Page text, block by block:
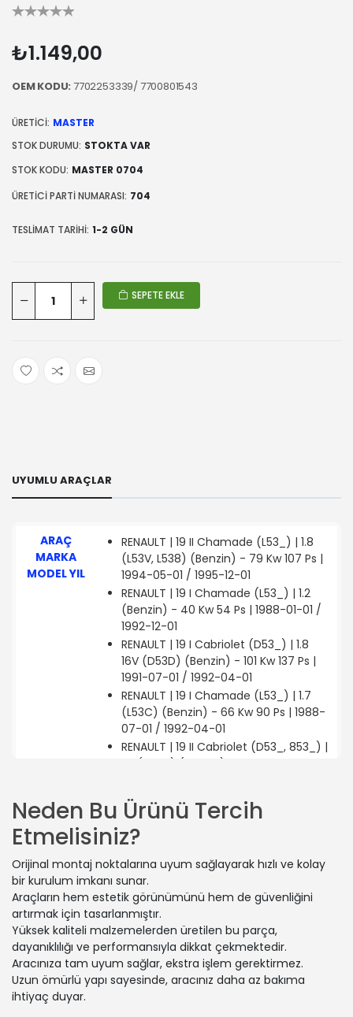
₺1.149,00
OEM KODU:7702253339/ 7700801543
ÜRETICI: MASTER
STOK DURUMU: STOKTA VAR
STOK KODU: MASTER 0704
ÜRETICI PARTI NUMARASI: 704
TESLIMAT TARIHI: 1-2 GÜN
SEPETE EKLE
UYUMLU ARAÇLAR
ARAÇ
MARKA
MODEL YIL
RENAULT | 19 II Chamade (L53_) | 1.8
(L53V, L538) (Benzin) - 79 Kw 107 Ps |
1994-05-01 / 1995-12-01
RENAULT | 19 I Chamade (L53_) | 1.2
(Benzin) - 40 Kw 54 Ps | 1988-01-01 /
1992-12-01
RENAULT | 19 I Cabriolet (D53_) | 1.8
16V (D53D) (Benzin) - 101 Kw 137 Ps |
1991-07-01 / 1992-04-01
RENAULT | 19 I Chamade (L53_) | 1.7
(L53C) (Benzin) - 66 Kw 90 Ps | 1988-
07-01 / 1992-04-01
RENAULT | 19 II Cabriolet (D53_, 853_) |
1.8 (D53Y) (Benzin) - 65 Kw 88 Ps |
RENAULT | MEGANE I Classic (LA0/1_) |
1.6 i (LA0L) (Benzin) - 55 Kw 75 Ps |
1996-09-01 / 1999-03-01
RENAULT | MEGANE I Coach (DA0/1_) |
1.6 e (DA0F) (Benzin) - 66 Kw 90 Ps |
1996-03-01 / 1999-03-01
RENAULT | MEGANE I (BA0/1_) | 1.6 i
(BA0L) (Benzin) - 55 Kw 75 Ps | 1996-
01-01 / 1999-03-01
RENAULT | MEGANE Scénic (JA0/1_) |
1.4 i (JA0E) (Benzin) - 55 Kw 75 Ps |
1997-01-01 / 1999-09-01
Neden Bu Ürünü Tercih
Etmelisiniz?
Orijinal montaj noktalarına uyum sağlayarak hızlı ve kolay
bir kurulum imkanı sunar.
Araçların hem estetik görünümünü hem de güvenliğini
artırmak için tasarlanmıştır.
Yüksek kaliteli malzemelerden üretilen bu parça,
dayanıklılığı ve performansıyla dikkat çekmektedir.
Aracınıza tam uyum sağlar, ekstra işlem gerektirmez.
Uzun ömürlü yapı sayesinde, aracınız daha az bakıma
ihtiyaç duyar.